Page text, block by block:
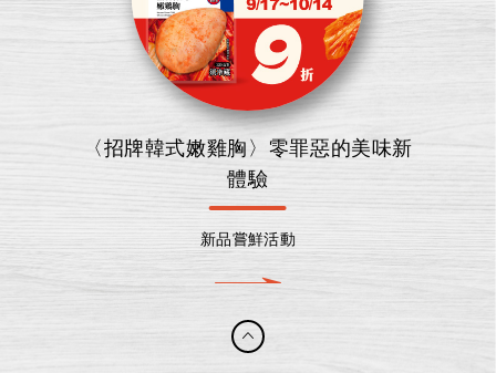
〈招牌韓式嫩雞胸〉零罪惡的美味新
體驗
新品嘗鮮活動